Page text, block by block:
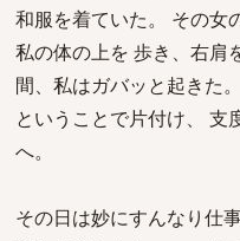
和服を着ていた。 その女
私の体の上を 歩き、右肩
間、私はガバッと起きた
ということで片付け、 支
へ。
その日は妙にすんなり仕